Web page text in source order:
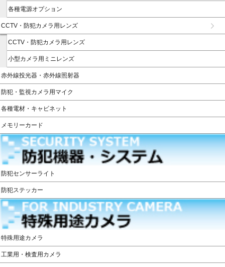
各種電源オプション
CCTV・防犯カメラ用レンズ
CCTV・防犯カメラ用レンズ
小型カメラ用ミニレンズ
赤外線投光器・赤外線照射器
防犯・監視カメラ用マイク
各種電材・キャビネット
メモリーカード
防犯センサーライト
防犯ステッカー
特殊用途カメラ
工業用・検査用カメラ